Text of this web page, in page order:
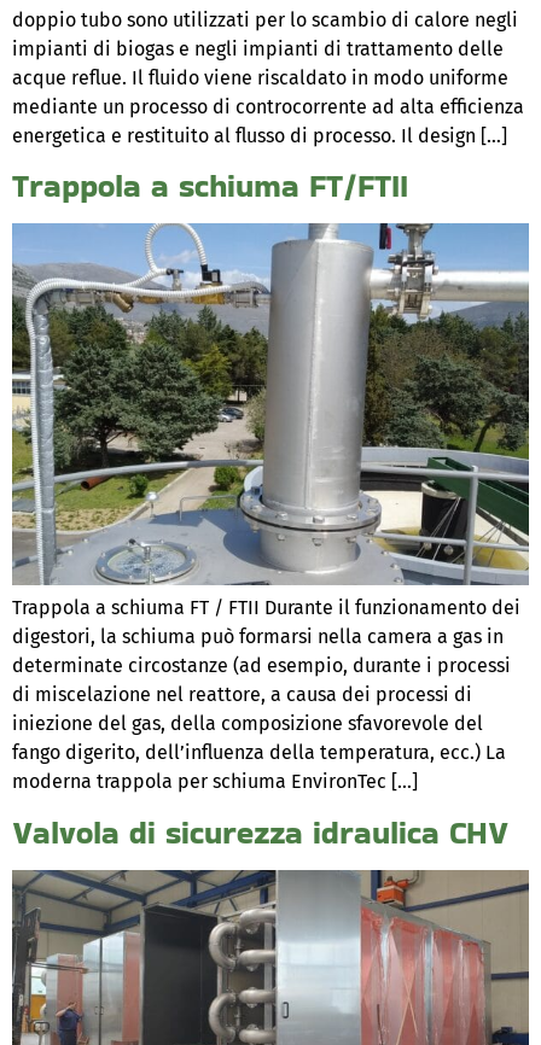
doppio tubo sono utilizzati per lo scambio di calore negli
impianti di biogas e negli impianti di trattamento delle
acque reflue. Il fluido viene riscaldato in modo uniforme
mediante un processo di controcorrente ad alta efficienza
energetica e restituito al flusso di processo. Il design […]
Trappola a schiuma FT/FTII
Trappola a schiuma FT / FTII Durante il funzionamento dei
digestori, la schiuma può formarsi nella camera a gas in
determinate circostanze (ad esempio, durante i processi
di miscelazione nel reattore, a causa dei processi di
iniezione del gas, della composizione sfavorevole del
fango digerito, dell’influenza della temperatura, ecc.) La
moderna trappola per schiuma EnvironTec […]
Valvola di sicurezza idraulica CHV